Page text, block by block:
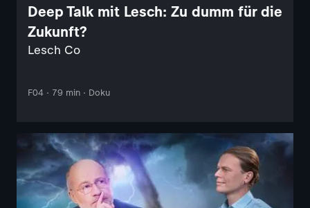
Deep Talk mit Lesch: Zu dumm für die
Zukunft?
Lesch Co
F04 · 79 min · Doku